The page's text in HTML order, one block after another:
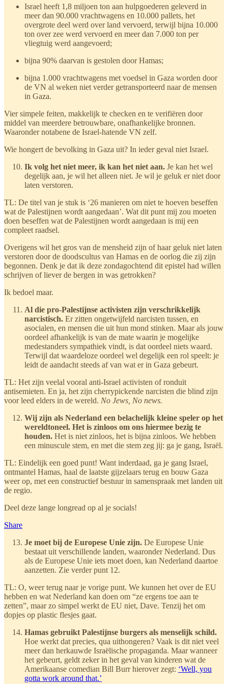
Israel heeft 1,8 miljoen ton aan hulpgoederen geleverd in
meer dan 90.000 vrachtwagens en 10.000 pallets, het
overgrote deel werd over land vervoerd, terwijl bijna 10.000
ton over zee werd vervoerd en meer dan 7.000 ton per
vliegtuig werd aangevoerd;
bijna 90% daarvan is gestolen door Hamas;
bijna 1.000 vrachtwagens met voedsel in Gaza worden door
de VN al weken niet verder getransporteerd naar de mensen
in Gaza.
Vier simpele feiten, makkelijk te checken en te verifiëren door
middel van meerdere betrouwbare, onafhankelijke bronnen.
Waaronder notabene de Israel-hatende VN zelf.
Wie hongert de bevolking in Gaza uit? In ieder geval niet Israel.
Ik volg het niet meer, ik kan het niet aan. Je kan het wel
degelijk aan, je wil het alleen niet. Je wil je geluk er niet door
laten verstoren.
TL: De titel van je stuk is ‘26 manieren om niet te hoeven beseffen
wat de Palestijnen wordt aangedaan’. Wat dit punt mij zou moeten
doen beseffen wat de Palestijnen wordt aangedaan is mij een
compleet raadsel.
Overigens wil het gros van de mensheid zijn of haar geluk niet laten
verstoren door de doodscultus van Hamas en de oorlog die zij zijn
begonnen. Denk je dat ik deze zondagochtend dit epistel had willen
schrijven of liever de bergen in was getrokken?
Ik bedoel maar.
Al die pro-Palestijnse activisten zijn verschrikkelijk
narcistisch. Er zitten ongetwijfeld narcisten tussen, en
asocialen, en mensen die uit hun mond stinken. Maar als jouw
oordeel afhankelijk is van de mate waarin je mogelijke
medestanders sympathiek vindt, is dat oordeel niets waard.
Terwijl dat waardeloze oordeel wel degelijk een rol speelt: je
leidt de aandacht steeds af van wat er in Gaza gebeurt.
TL: Het zijn veelal vooral anti-Israel activisten of ronduit
antisemieten. En ja, het zijn cherrypickende narcisten die blind zijn
voor leed elders in de wereld. No Jews, No news.
Wij zijn als Nederland een belachelijk kleine speler op het
wereldtoneel. Het is zinloos om ons hiermee bezig te
houden. Het is niet zinloos, het is bijna zinloos. We hebben
een minuscule stem, en met die stem zeg jij: ga je gang, Israël.
TL: Eindelijk een goed punt! Want inderdaad, ga je gang Israel,
ontmantel Hamas, haal de laatste gijzelaars terug en bouw Gaza
weer op, met een constructief bestuur in samenspraak met landen uit
de regio.
Deel deze lange longread op al je socials!
Share
Je moet bij de Europese Unie zijn. De Europese Unie
bestaat uit verschillende landen, waaronder Nederland. Dus
als de Europese Unie iets moet doen, kan Nederland daartoe
aanzetten. Zie verder punt 12.
TL: O, weer terug naar je vorige punt. We kunnen het over de EU
hebben en wat Nederland kan doen om “ze ergens toe aan te
zetten”, maar zo simpel werkt de EU niet, Dave. Tenzij het om
dopjes op plastic flesjes gaat.
Hamas gebruikt Palestijnse burgers als menselijk schild.
Hoe werkt dat precies, qua uithongeren? Vaak is dit niet veel
meer dan herkauwde Israëlische propaganda. Maar wanneer
het gebeurt, geldt zeker in het geval van kinderen wat de
Amerikaanse comedian Bill Burr hierover zegt: ‘Well, you
gotta work around that.’